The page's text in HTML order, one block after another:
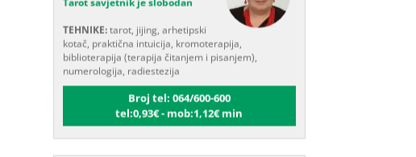
TEHNIKE:tarot, jijing, arhetipski
kotač, praktična intuicija, kromoterapija,
biblioterapija (terapija čitanjem i pisanjem),
numerologija, radiestezija
Broj tel: 064/600-600
tel:0,93€ - mob:1,12€ min